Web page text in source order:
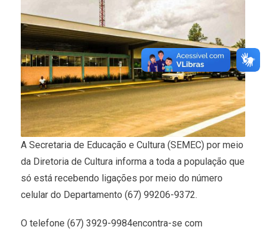
A Secretaria de Educação e Cultura (SEMEC) por meio
da Diretoria de Cultura informa a toda a população que
só está recebendo ligações por meio do número
celular do Departamento (67) 99206-9372.
O telefone (67) 3929-9984encontra-se com